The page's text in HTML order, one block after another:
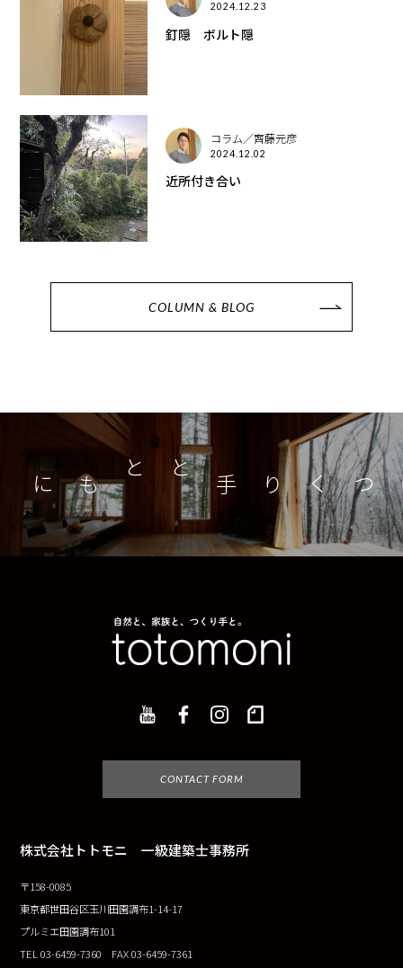
2024.12.23
釘隠 ボルト隠
コラム／齊藤元彦
2024.12.02
近所付き合い
COLUMN & BLOG
つくり手とともに
CONTACT FORM
株式会社トトモニ 一級建築士事務所
〒158-0085
東京都世田谷区玉川田園調布1-14-17
プルミエ田園調布101
TEL 03-6459-7360 FAX 03-6459-7361